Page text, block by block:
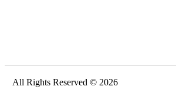
All Rights Reserved © 2026